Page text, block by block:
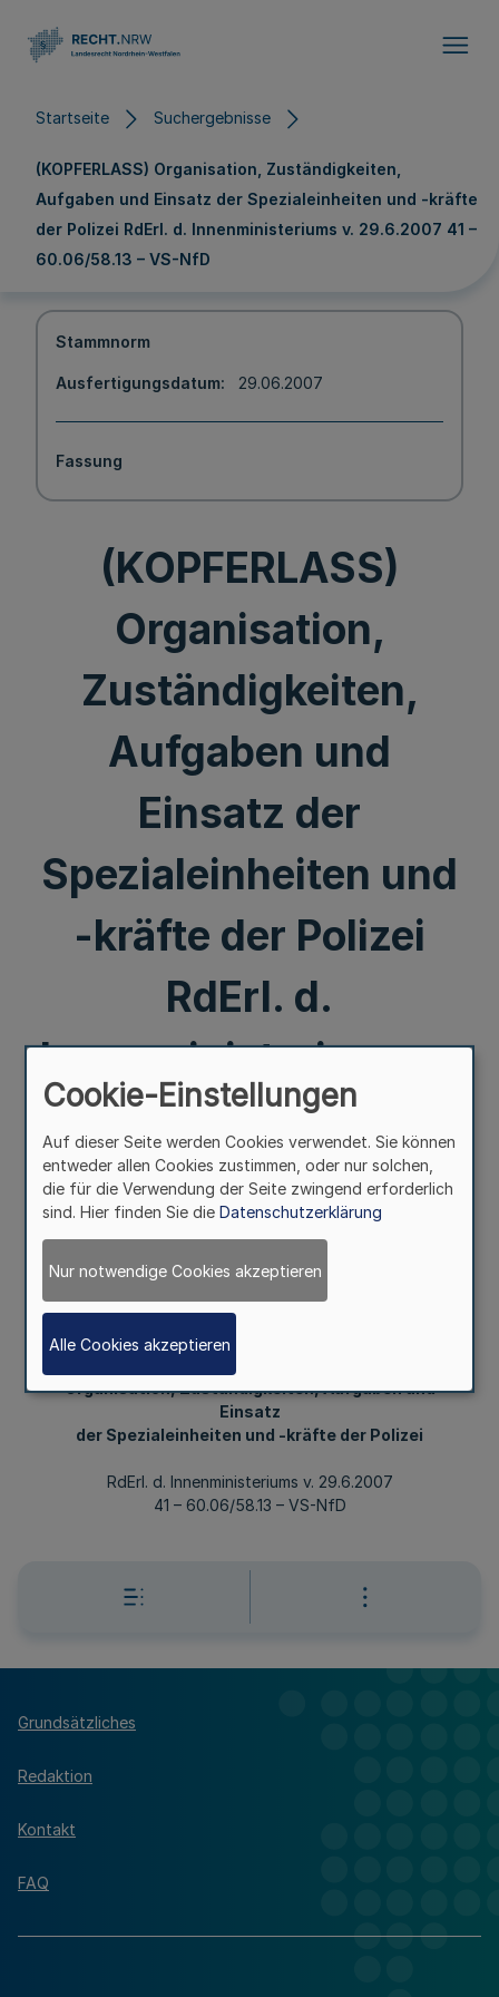
Startseite Suchergebnisse
(KOPFERLASS) Organisation, Zuständigkeiten,
Aufgaben und Einsatz der Spezialeinheiten und -kräfte
der Polizei RdErl. d. Innenministeriums v. 29.6.2007 41 –
60.06/58.13 – VS-NfD
Stammnorm
Ausfertigungsdatum 29.06.2007
Fassung
(KOPFERLASS)
Organisation,
Zuständigkeiten,
Aufgaben und
Einsatz der
Spezialeinheiten und
-kräfte der Polizei
RdErl. d.
Innenministeriums v.
29.6.2007 41 –
60.06/58.13 – VS-
NfD
Mehr
Organisation, Zuständigkeiten, Aufgaben und
Einsatz
der Spezialeinheiten und -kräfte der Polizei
RdErl. d. Innenministeriums v. 29.6.2007
41 – 60.06/58.13 – VS-NfD
Grundsätzliches
Redaktion
Kontakt
FAQ
Cookie-Einstellungen
Auf dieser Seite werden Cookies verwendet. Sie können
entweder allen Cookies zustimmen, oder nur solchen,
die für die Verwendung der Seite zwingend erforderlich
sind. Hier finden Sie die Datenschutzerklärung
Nur notwendige Cookies akzeptieren
Alle Cookies akzeptieren